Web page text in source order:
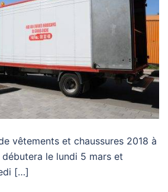
vêtements et chaussures 2018 à
le lundi 5 mars et
[…]